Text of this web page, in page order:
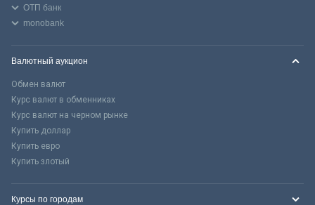
ОТП банк
monobank
Валютный аукцион
Обмен валют
Курс валют в обменниках
Курс валют на черном рынке
Купить доллар
Купить евро
Купить злотый
Курсы по городам